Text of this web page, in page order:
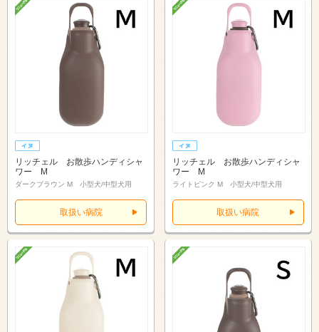
リッチェル お散歩ハンディシャ
ワー M
ダークブラウン M 小型犬/中型犬用
取扱い病院
リッチェル お散歩ハンディシャ
ワー M
ライトピンク M 小型犬/中型犬用
取扱い病院